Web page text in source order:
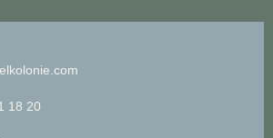
18 20